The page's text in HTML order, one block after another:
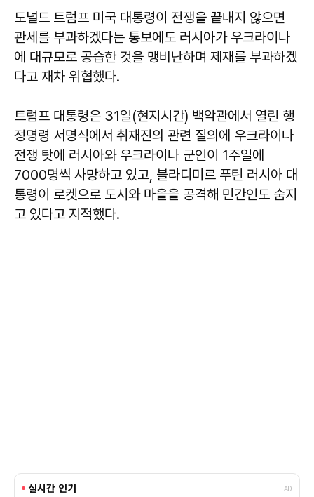
도널드 트럼프 미국 대통령이 전쟁을 끝내지 않으면
관세를 부과하겠다는 통보에도 러시아가 우크라이나
에 대규모로 공습한 것을 맹비난하며 제재를 부과하겠
다고 재차 위협했다.
트럼프 대통령은 31일(현지시간) 백악관에서 열린 행
정명령 서명식에서 취재진의 관련 질의에 우크라이나
전쟁 탓에 러시아와 우크라이나 군인이 1주일에
7000명씩 사망하고 있고, 블라디미르 푸틴 러시아 대
통령이 로켓으로 도시와 마을을 공격해 민간인도 숨지
고 있다고 지적했다.